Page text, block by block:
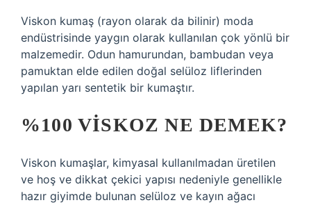
Viskon kumaş (rayon olarak da bilinir) moda
endüstrisinde yaygın olarak kullanılan çok yönlü bir
malzemedir. Odun hamurundan, bambudan veya
pamuktan elde edilen doğal selüloz liflerinden
yapılan yarı sentetik bir kumaştır.
%100 VISKOZ NE DEMEK?
Viskon kumaşlar, kimyasal kullanılmadan üretilen
ve hoş ve dikkat çekici yapısı nedeniyle genellikle
hazır giyimde bulunan selüloz ve kayın ağacı